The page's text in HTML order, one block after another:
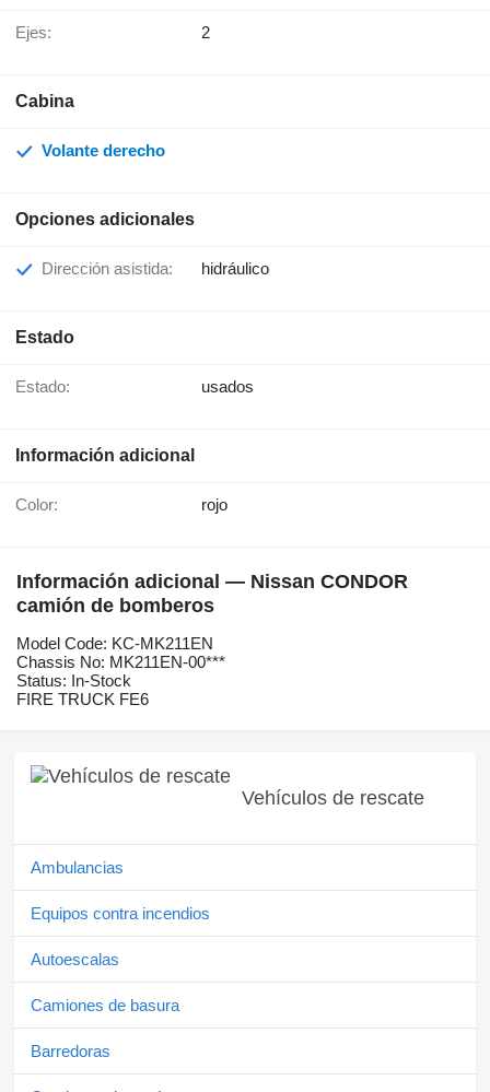
Ejes: 2
Cabina
Volante derecho
Opciones adicionales
Dirección asistida: hidráulico
Estado
Estado: usados
Información adicional
Color: rojo
Información adicional — Nissan CONDOR
camión de bomberos
Model Code: KC-MK211EN
Chassis No: MK211EN-00***
Status: In-Stock
FIRE TRUCK FE6
Vehículos de rescate
Ambulancias
Equipos contra incendios
Autoescalas
Camiones de basura
Barredoras